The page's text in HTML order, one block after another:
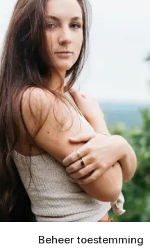
Beheer toestemming